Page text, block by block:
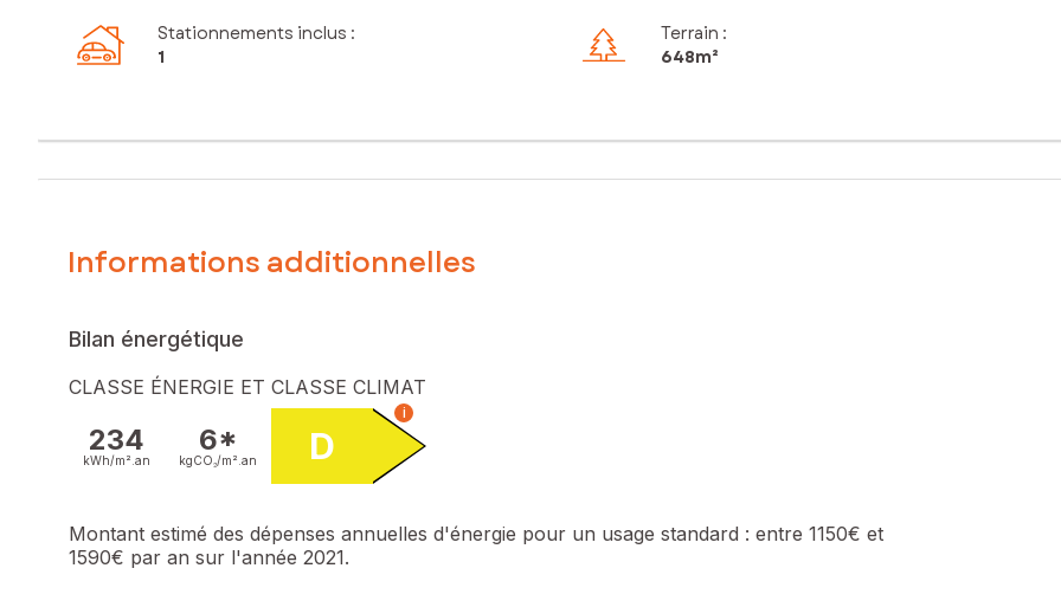
Stationnements inclus :
1
Terrain :
648m²
Informations additionnelles
Bilan énergétique
CLASSE ÉNERGIE ET CLASSE CLIMAT
234
kWh/m². an
6*
kgCO₂/m². an D
i
Montant estimé des dépenses annuelles d'énergie pour un usage standard : entre 1150€ et
1590€ par an sur l'année 2021.